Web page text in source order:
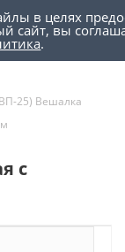
0
0
25) Вешалка
с
в целях
сайт, вы
.